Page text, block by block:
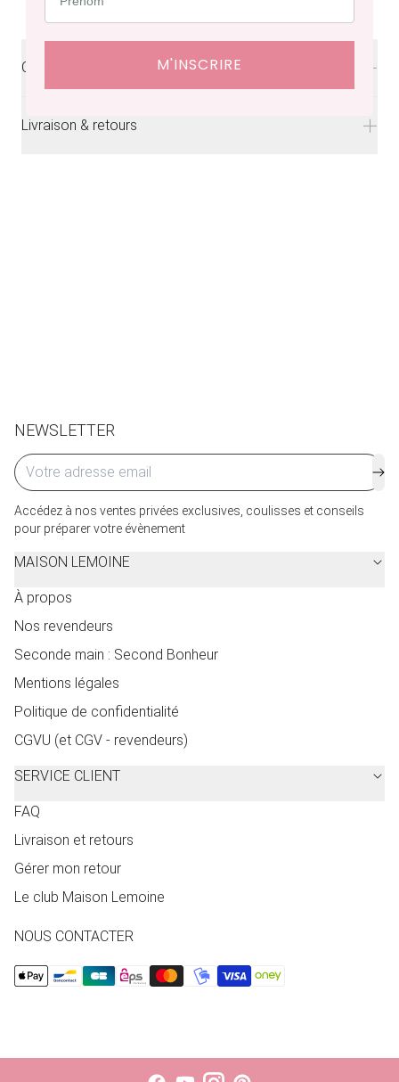
Conseils
Livraison & retours
NEWSLETTER
Accédez à nos ventes privées exclusives, coulisses et conseils
pour préparer votre évènement
MAISON LEMOINE
À propos
Nos revendeurs
Seconde main : Second Bonheur
Mentions légales
Politique de confidentialité
CGVU (et CGV - revendeurs)
SERVICE CLIENT
FAQ
Livraison et retours
Gérer mon retour
Le club Maison Lemoine
NOUS CONTACTER
M'INSCRIRE